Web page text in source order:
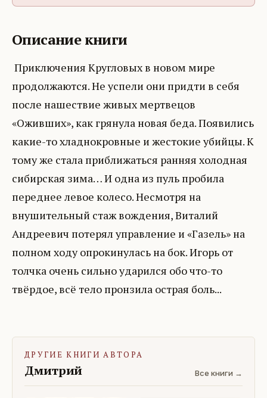
Описание книги
Приключения Кругловых в новом мире
продолжаются. Не успели они придти в себя
после нашествие живых мертвецов
«Оживших», как грянула новая беда. Появились
какие-то хладнокровные и жестокие убийцы. К
тому же стала приближаться ранняя холодная
сибирская зима… И одна из пуль пробила
переднее левое колесо. Несмотря на
внушительный стаж вождения, Виталий
Андреевич потерял управление и «Газель» на
полном ходу опрокинулась на бок. Игорь от
толчка очень сильно ударился обо что-то
твёрдое, всё тело пронзила острая боль...
ДРУГИЕ КНИГИ АВТОРА
Дмитрий Все книги →